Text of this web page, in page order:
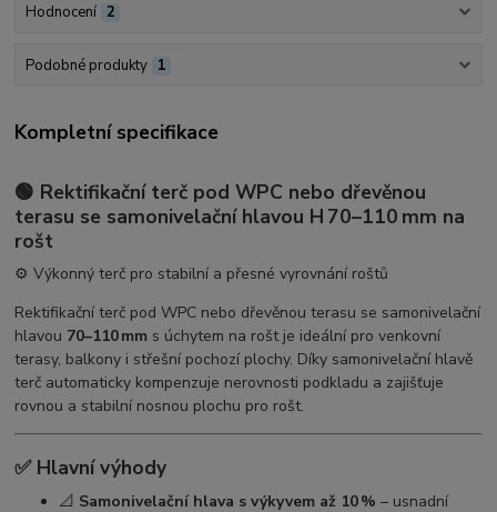
Hodnocení 2
Podobné produkty 1
Kompletní specifikace
🟢 Rektifikační terč pod WPC nebo dřevěnou
terasu se samonivelační hlavou H 70–110 mm na
rošt
⚙️ Výkonný terč pro stabilní a přesné vyrovnání roštů
Rektifikační terč pod WPC nebo dřevěnou terasu se samonivelační
hlavou 70–110 mm s úchytem na rošt je ideální pro venkovní
terasy, balkony i střešní pochozí plochy. Díky samonivelační hlavě
terč automaticky kompenzuje nerovnosti podkladu a zajišťuje
rovnou a stabilní nosnou plochu pro rošt.
✅ Hlavní výhody
📐 Samonivelační hlava s výkyvem až 10 % – usnadní